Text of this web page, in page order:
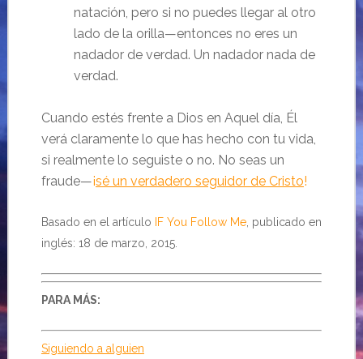
natación, pero si no puedes llegar al otro
lado de la orilla—entonces no eres un
nadador de verdad. Un nadador nada de
verdad.
Cuando estés frente a Dios en Aquel día, Él
verá claramente lo que has hecho con tu vida,
si realmente lo seguiste o no. No seas un
fraude—¡sé un verdadero seguidor de Cristo!
Basado en el artículo IF You Follow Me, publicado en
inglés: 18 de marzo, 2015.
PARA MÁS:
Siguiendo a alguien